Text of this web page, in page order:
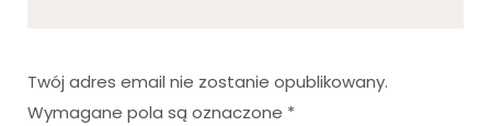
Twój adres email nie zostanie opublikowany.
Wymagane pola są oznaczone *